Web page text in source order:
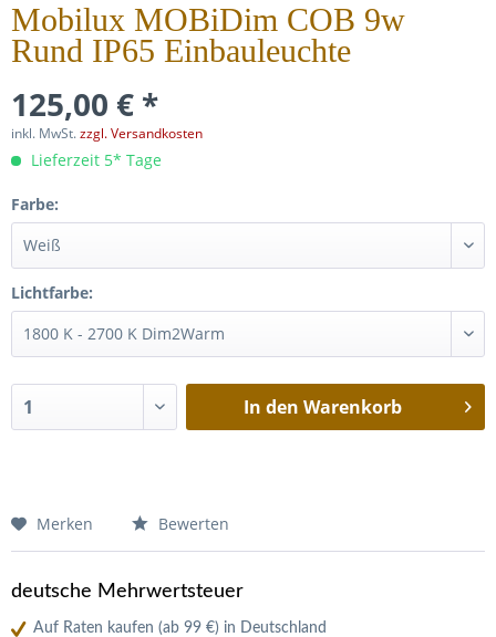
Mobilux MOBiDim COB 9w
Rund IP65 Einbauleuchte
125,00 € *
inkl. MwSt.zzgl. Versandkosten
Lieferzeit 5* Tage
Farbe:
Lichtfarbe:
In den Warenkorb
Merken Bewerten
deutsche Mehrwertsteuer
Auf Raten kaufen (ab 99 €) in Deutschland